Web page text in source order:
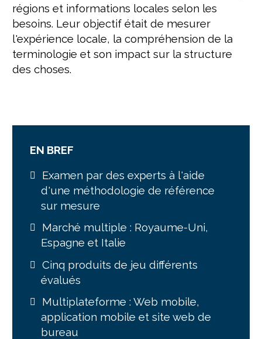
régions et informations locales selon les
besoins. Leur objectif était de mesurer
l'expérience locale, la compréhension de la
terminologie et son impact sur la structure
des choses.
EN BREF
Examen par des experts à l'aide
d'une méthodologie de référence
sur mesure
Marché multiple : Royaume-Uni,
Espagne et Italie
Cinq produits de jeu différents
évalués
Multiplateforme : Web mobile,
application mobile et site web de
bureau